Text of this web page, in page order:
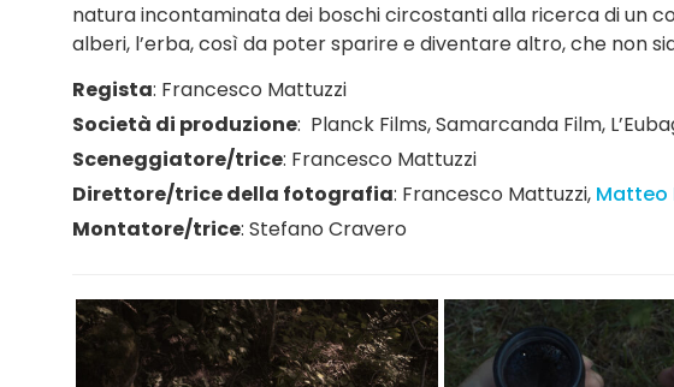
natura incontaminata dei boschi circostanti alla ricerca di un
alberi, l’erba, così da poter sparire e diventare altro, che non
Regista: Francesco Mattuzzi
Società di produzione: Planck Films,Samarcanda Film,
Sceneggiatore/trice: Francesco Mattuzzi
Direttore/trice della fotografia: Francesco Mattuzzi, Matteo
Montatore/trice: Stefano Cravero